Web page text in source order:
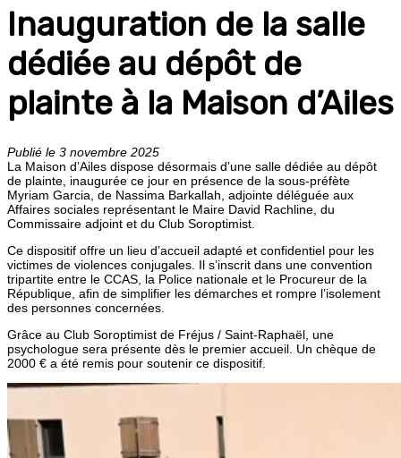
Inauguration de la salle
dédiée au dépôt de
plainte à la Maison d’Ailes
Publié le 3 novembre 2025
La Maison d’Ailes dispose désormais d’une salle dédiée au dépôt
de plainte, inaugurée ce jour en présence de la sous-préfète
Myriam Garcia, de Nassima Barkallah, adjointe déléguée aux
Affaires sociales représentant le Maire David Rachline, du
Commissaire adjoint et du Club Soroptimist.
Ce dispositif offre un lieu d’accueil adapté et confidentiel pour les
victimes de violences conjugales. Il s’inscrit dans une convention
tripartite entre le CCAS, la Police nationale et le Procureur de la
République, afin de simplifier les démarches et rompre l’isolement
des personnes concernées.
Grâce au Club Soroptimist de Fréjus / Saint-Raphaël, une
psychologue sera présente dès le premier accueil. Un chèque de
2000 € a été remis pour soutenir ce dispositif.